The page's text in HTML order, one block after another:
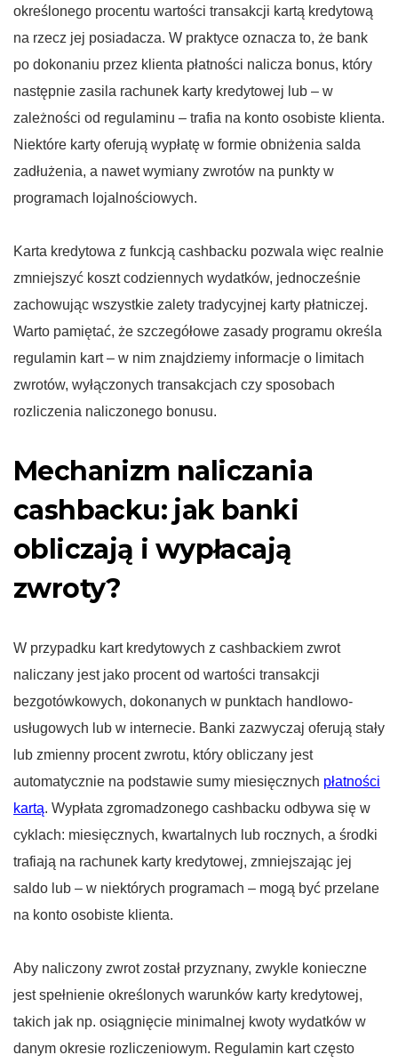
określonego procentu wartości transakcji kartą kredytową
na rzecz jej posiadacza. W praktyce oznacza to, że bank
po dokonaniu przez klienta płatności nalicza bonus, który
następnie zasila rachunek karty kredytowej lub – w
zależności od regulaminu – trafia na konto osobiste klienta.
Niektóre karty oferują wypłatę w formie obniżenia salda
zadłużenia, a nawet wymiany zwrotów na punkty w
programach lojalnościowych.
Karta kredytowa z funkcją cashbacku pozwala więc realnie
zmniejszyć koszt codziennych wydatków, jednocześnie
zachowując wszystkie zalety tradycyjnej karty płatniczej.
Warto pamiętać, że szczegółowe zasady programu określa
regulamin kart – w nim znajdziemy informacje o limitach
zwrotów, wyłączonych transakcjach czy sposobach
rozliczenia naliczonego bonusu.
Mechanizm naliczania
cashbacku: jak banki
obliczają i wypłacają
zwroty?
W przypadku kart kredytowych z cashbackiem zwrot
naliczany jest jako procent od wartości transakcji
bezgotówkowych, dokonanych w punktach handlowo-
usługowych lub w internecie. Banki zazwyczaj oferują stały
lub zmienny procent zwrotu, który obliczany jest
automatycznie na podstawie sumy miesięcznych płatności
kartą. Wypłata zgromadzonego cashbacku odbywa się w
cyklach: miesięcznych, kwartalnych lub rocznych, a środki
trafiają na rachunek karty kredytowej, zmniejszając jej
saldo lub – w niektórych programach – mogą być przelane
na konto osobiste klienta.
Aby naliczony zwrot został przyznany, zwykle konieczne
jest spełnienie określonych warunków karty kredytowej,
takich jak np. osiągnięcie minimalnej kwoty wydatków w
danym okresie rozliczeniowym. Regulamin kart często